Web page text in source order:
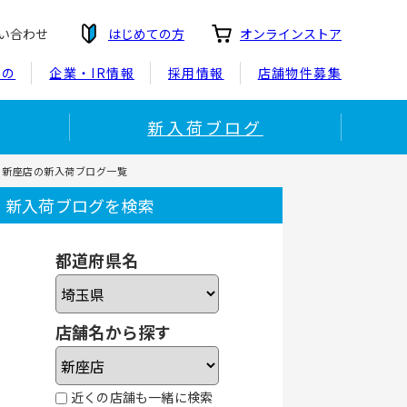
合わせ はじめての方 オンラインストア
企業・IR情報 採用情報 店舗物件募集
新入荷ブログ
座店の新入荷ブログ一覧
新入荷ブログを検索
都道府県名
店舗名から探す
近くの店舗も一緒に検索